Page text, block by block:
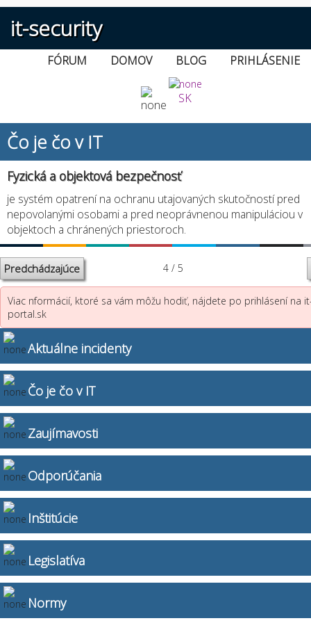
it-security
FÓRUM DOMOV BLOG PRIHLÁSENIE
SK
Čo je čo v IT
Fyzická a objektová bezpečnosť
je systém opatrení na ochranu utajovaných skutočností pred
nepovolanými osobami a pred neoprávnenou manipuláciou v
objektoch a chránených priestoroch.
Predchádzajúce 4 / 5
Viac nformácií, ktoré sa vám môžu hodiť, nájdete po prihlásení na
portal.sk
Aktuálne incidenty
Čo je čo v IT
Zaujímavosti
Odporúčania
Inštitúcie
Legislatíva
Normy